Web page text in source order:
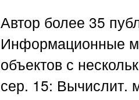
Автор более 35
Информационные
объектов с
сер. 15: Вычислит.